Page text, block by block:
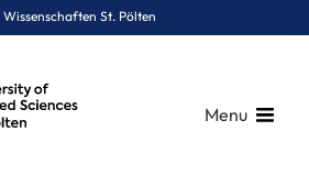
St. Pölten
Menu